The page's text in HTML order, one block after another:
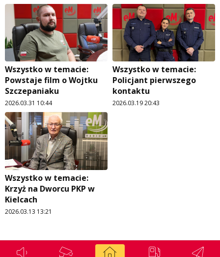
Wszystko w temacie:
Powstaje film o Wojtku
Szczepaniaku
2026.03.31 10:44
Wszystko w temacie:
Policjant pierwszego
kontaktu
2026.03.19 20:43
Wszystko w temacie:
Krzyż na Dworcu PKP w
Kielcach
2026.03.13 13:21